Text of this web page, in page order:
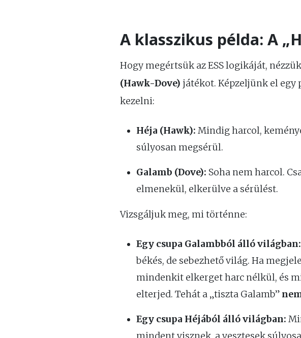
A klasszikus példa: A
Hogy megértsük az ESS logikáját,
(Hawk-Dove) játékot. Képzeljünk el
kezelni:
Héja (Hawk): Mindig harcol,
súlyosan megsérül.
Galamb (Dove): Soha nem harcol.
elmenekül, elkerülve a sérülést.
Vizsgáljuk meg, mi történne:
Egy csupa Galambból álló világban:
békés, de sebezhető világ. Ha
mindenkit elkerget harc nélkül, és
elterjed. Tehát a „tiszta Galamb”
Egy csupa Héjából álló világban: